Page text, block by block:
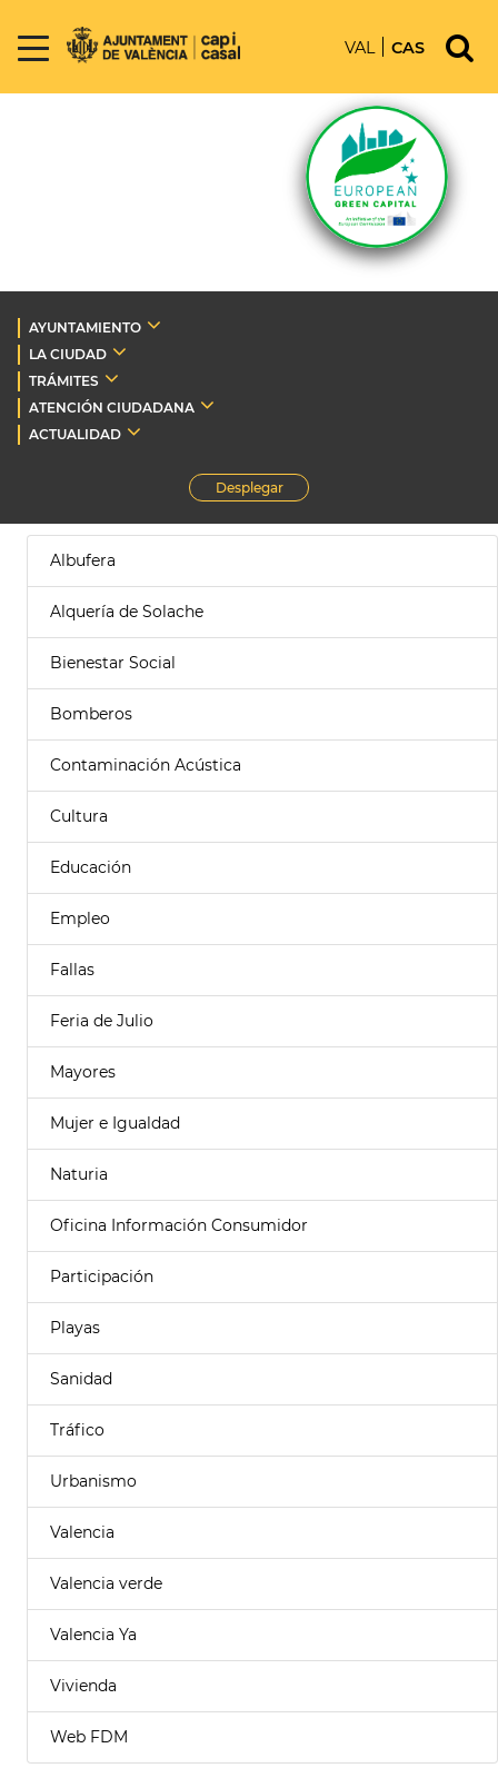
VAL CAS
AYUNTAMIENTO
LA CIUDAD
TRÁMITES
ATENCIÓN CIUDADANA
ACTUALIDAD
Desplegar
Albufera
Alquería de Solache
Bienestar Social
Bomberos
Contaminación Acústica
Cultura
Educación
Empleo
Fallas
Feria de Julio
Mayores
Mujer e Igualdad
Naturia
Oficina Información Consumidor
Participación
Playas
Sanidad
Tráfico
Urbanismo
Valencia
Valencia verde
Valencia Ya
Vivienda
Web FDM